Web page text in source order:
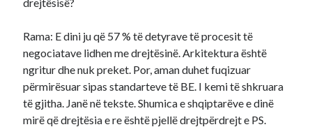
Rama: E dini ju që 57 % të detyrave të procesit të
negociatave lidhen me drejtësinë. Arkitektura është
ngritur dhe nuk preket. Por, aman duhet fuqizuar
përmirësuar sipas standarteve të BE. I kemi të shkruara
të gjitha. Janë në tekste. Shumica e shqiptarëve e dinë
mirë që drejtësia e re është pjellë drejtpërdrejt e PS.